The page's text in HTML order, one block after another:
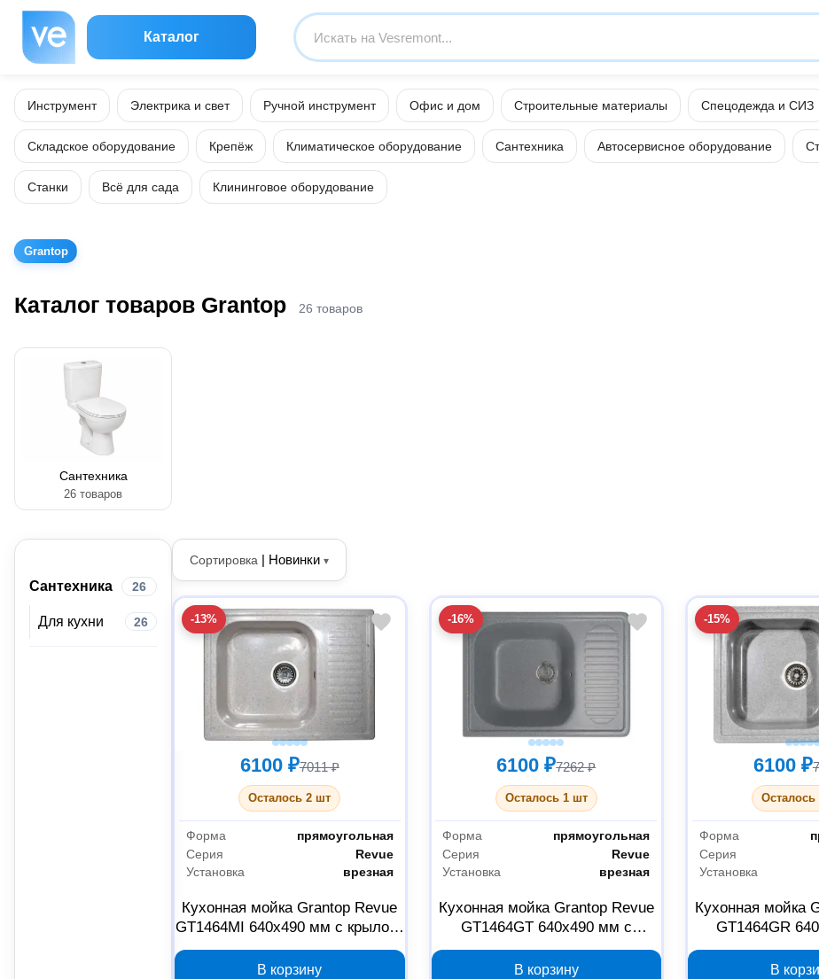
Каталог
Инструмент Электрика и свет Ручной инструмент Офис и дом Строительные материалы Спецодежда и СИЗ
Складское оборудование Крепёж Климатическое оборудование Сантехника Автосервисное оборудование
Станки Всё для сада Клининговое оборудование
Grantop
Каталог товаров Grantop 26 товаров
Сантехника
26 товаров
Сантехника 26
Для кухни 26
Сортировка | Новинки ▾
-13%
6100 ₽7011 ₽
Осталось 2 шт
Форма
прямоугольная
Серия
Revue
Установка
врезная
Кухонная мойка Grantop Revue
GT1464MI 640х490 мм с крылом,
молочная
В корзину
-16%
6100 ₽7262 ₽
Осталось 1 шт
Форма
прямоугольная
Серия
Revue
Установка
врезная
Кухонная мойка Grantop Revue
GT1464GT 640х490 мм с
крылом, графит
В корзину
-15%
6100 ₽
Осталось
Форма
Серия
Установка
Кухонная мойка
GT1464GR
крылом,
В